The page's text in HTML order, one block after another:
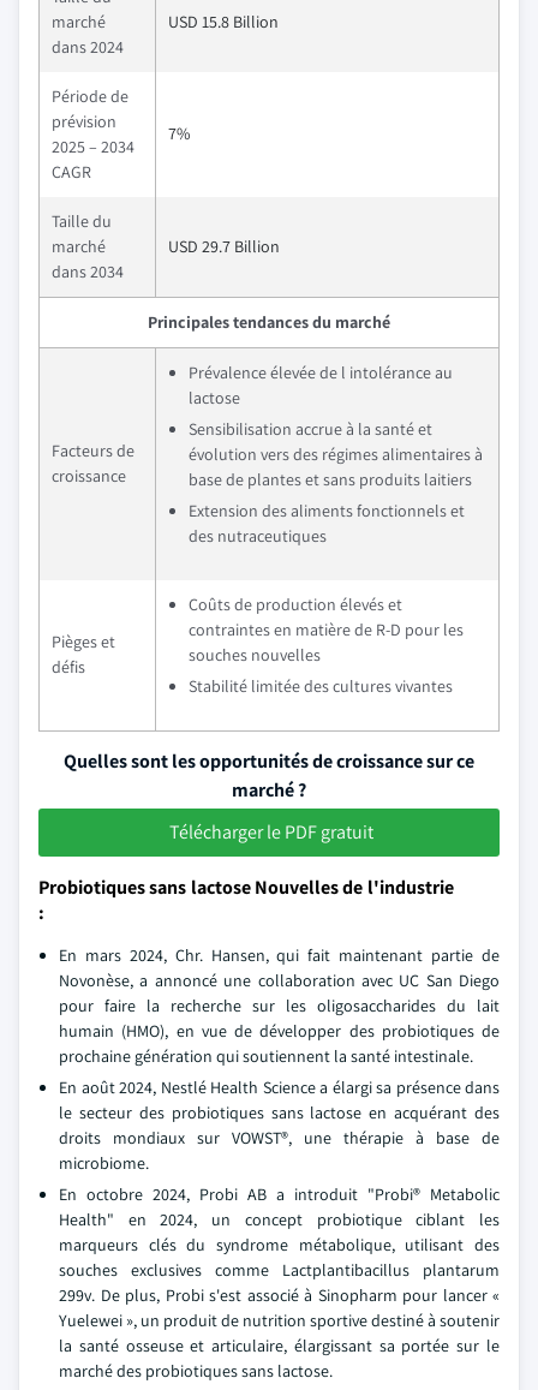
marché
dans 2024
USD 15.8 Billion
Période de
prévision
2025 – 2034
CAGR
7%
Taille du
marché
dans 2034
USD 29.7 Billion
Principales tendances du marché
Facteurs de
croissance
Prévalence élevée de l intolérance au
lactose
Sensibilisation accrue à la santé et
évolution vers des régimes alimentaires à
base de plantes et sans produits laitiers
Extension des aliments fonctionnels et
des nutraceutiques
Pièges et
défis
Coûts de production élevés et
contraintes en matière de R-D pour les
souches nouvelles
Stabilité limitée des cultures vivantes
Quelles sont les opportunités de croissance sur ce
marché ?
Télécharger le PDF gratuit
Probiotiques sans lactose Nouvelles de l'industrie
:
En mars 2024, Chr. Hansen, qui fait maintenant partie de
Novonèse, a annoncé une collaboration avec UC San Diego
pour faire la recherche sur les oligosaccharides du lait
humain (HMO), en vue de développer des probiotiques de
prochaine génération qui soutiennent la santé intestinale.
En août 2024, Nestlé Health Science a élargi sa présence dans
le secteur des probiotiques sans lactose en acquérant des
droits mondiaux sur VOWST®, une thérapie à base de
microbiome.
En octobre 2024, Probi AB a introduit "Probi® Metabolic
Health" en 2024, un concept probiotique ciblant les
marqueurs clés du syndrome métabolique, utilisant des
souches exclusives comme Lactplantibacillus plantarum
299v. De plus, Probi s'est associé à Sinopharm pour lancer «
Yuelewei », un produit de nutrition sportive destiné à soutenir
la santé osseuse et articulaire, élargissant sa portée sur le
marché des probiotiques sans lactose.